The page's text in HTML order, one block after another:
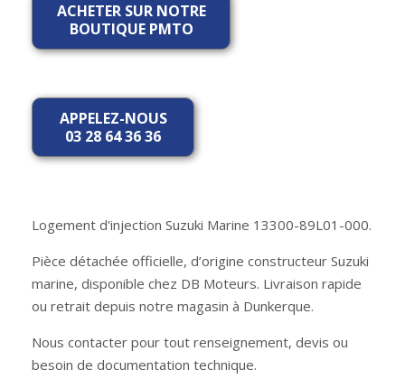
ACHETER SUR NOTRE
BOUTIQUE PMTO
APPELEZ-NOUS
03 28 64 36 36
Logement d'injection Suzuki Marine 13300-89L01-000.
Pièce détachée officielle, d’origine constructeur Suzuki
marine, disponible chez DB Moteurs. Livraison rapide
ou retrait depuis notre magasin à Dunkerque.
Nous contacter pour tout renseignement, devis ou
besoin de documentation technique.